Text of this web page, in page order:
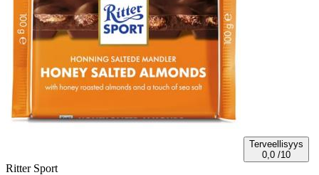
Terveellisyys
0,0 /10
Ritter Sport